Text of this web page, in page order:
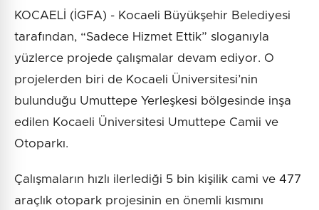
KOCAELİ (İGFA) - Kocaeli Büyükşehir Belediyesi
tarafından, “Sadece Hizmet Ettik” sloganıyla
yüzlerce projede çalışmalar devam ediyor. O
projelerden biri de Kocaeli Üniversitesi’nin
bulunduğu Umuttepe Yerleşkesi bölgesinde inşa
edilen Kocaeli Üniversitesi Umuttepe Camii ve
Otoparkı.
Çalışmaların hızlı ilerlediği 5 bin kişilik cami ve 477
araçlık otopark projesinin en önemli kısmını